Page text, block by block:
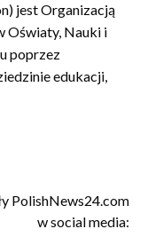
jest Organizacją
Oświaty, Nauki i
poprzez
edukacji,
PolishNews24.com
w social media: